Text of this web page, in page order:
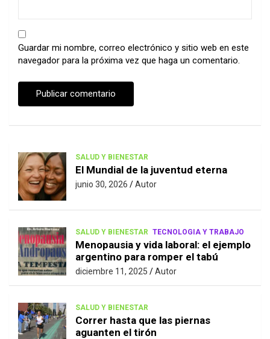
Guardar mi nombre, correo electrónico y sitio web en este
navegador para la próxima vez que haga un comentario.
SALUD Y BIENESTAR
El Mundial de la juventud eterna
junio 30, 2026 Autor
SALUD Y BIENESTAR TECNOLOGIA Y TRABAJO
Menopausia y vida laboral: el ejemplo
argentino para romper el tabú
diciembre 11, 2025 Autor
SALUD Y BIENESTAR
Correr hasta que las piernas
aguanten el tirón